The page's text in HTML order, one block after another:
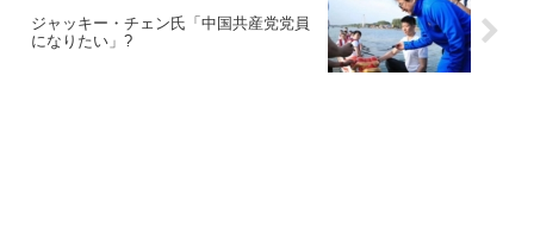
ジャッキー・チェン氏「中国共産党党員
になりたい」?